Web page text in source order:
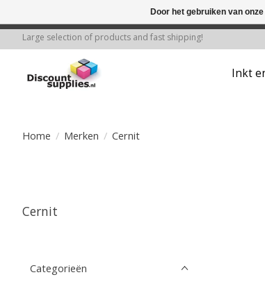
Large selection of products and fast shipping!
Inkt
Home / Merken / Cernit
Cernit
Categorieën
Door het gebruiken van
← Keer terug naar de